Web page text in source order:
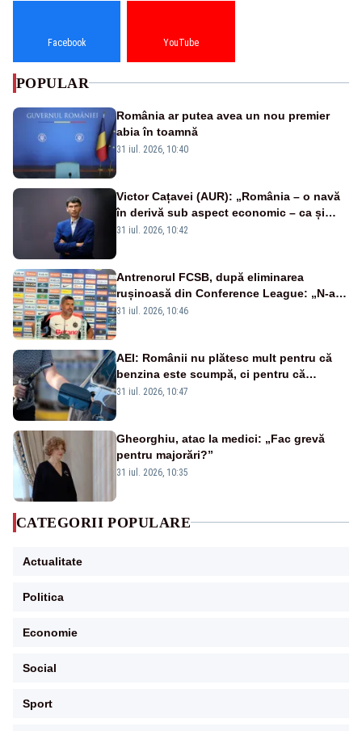
Facebook YouTube
POPULAR
România ar putea avea un nou premier
abia în toamnă
31 iul. 2026, 10:40
Victor Cațavei (AUR): „România – o navă
în derivă sub aspect economic – ca și
rezultat al guvernărilor din ultimii 36 de
31 iul. 2026, 10:42
Antrenorul FCSB, după eliminarea
rușinoasă din Conference League: „N-ai
cum să nu scoți în evidență și lucrurile
31 iul. 2026, 10:46
AEI: Românii nu plătesc mult pentru că
benzina este scumpă, ci pentru că
benzina ieftină e taxată scump
31 iul. 2026, 10:47
Gheorghiu, atac la medici: „Fac grevă
pentru majorări?”
31 iul. 2026, 10:35
CATEGORII POPULARE
Actualitate
Politica
Economie
Social
Sport